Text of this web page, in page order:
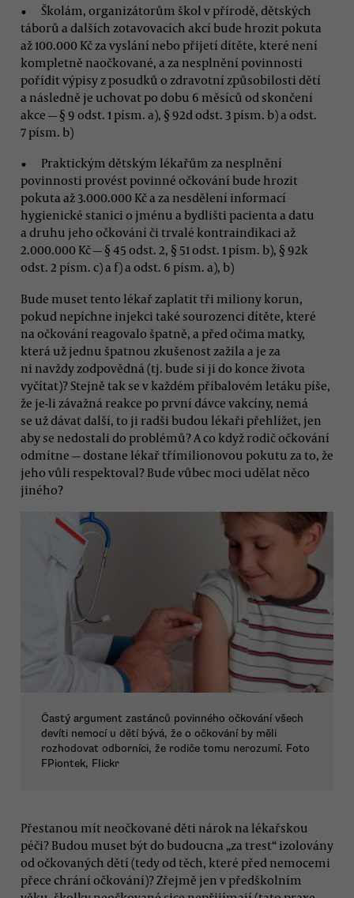
Školám, organizátorům škol v přírodě, dětských
táborů a dalších zotavovacích akcí bude hrozit pokuta
až 100.000 Kč za vyslání nebo přijetí dítěte, které není
kompletně naočkované, a za nesplnění povinnosti
pořídit výpisy z posudků o zdravotní způsobilosti dětí
a následně je uchovat po dobu 6 měsíců od skončení
akce — § 9 odst. 1 písm. a), § 92d odst. 3 písm. b) a odst.
7 písm. b)
Praktickým dětským lékařům za nesplnění
povinnosti provést povinné očkování bude hrozit
pokuta až 3.000.000 Kč a za nesdělení informací
hygienické stanici o jménu a bydlišti pacienta a datu
a druhu jeho očkování či trvalé kontraindikaci až
2.000.000 Kč — § 45 odst. 2, § 51 odst. 1 písm. b), § 92k
odst. 2 písm. c) a f) a odst. 6 písm. a), b)
Bude muset tento lékař zaplatit tři miliony korun,
pokud nepíchne injekci také sourozenci dítěte, které
na očkování reagovalo špatně, a před očima matky,
která už jednu špatnou zkušenost zažila a je za
ni navždy zodpovědná (tj. bude si ji do konce života
vyčítat)? Stejně tak se v každém příbalovém letáku píše,
že je-li závažná reakce po první dávce vakcíny, nemá
se už dávat další, to ji radši budou lékaři přehlížet, jen
aby se nedostali do problémů? A co když rodič očkování
odmítne — dostane lékař třímilionovou pokutu za to, že
jeho vůli respektoval? Bude vůbec moci udělat něco
jiného?
Častý argument zastánců povinného očkování všech
devíti nemocí u dětí bývá, že o očkování by měli
rozhodovat odborníci, že rodiče tomu nerozumí. Foto
FPiontek, Flickr
Přestanou mít neočkované děti nárok na lékařskou
péči? Budou muset být do budoucna „za trest“ izolovány
od očkovaných dětí (tedy od těch, které před nemocemi
přece chrání očkování)? Zřejmě jen v předškolním